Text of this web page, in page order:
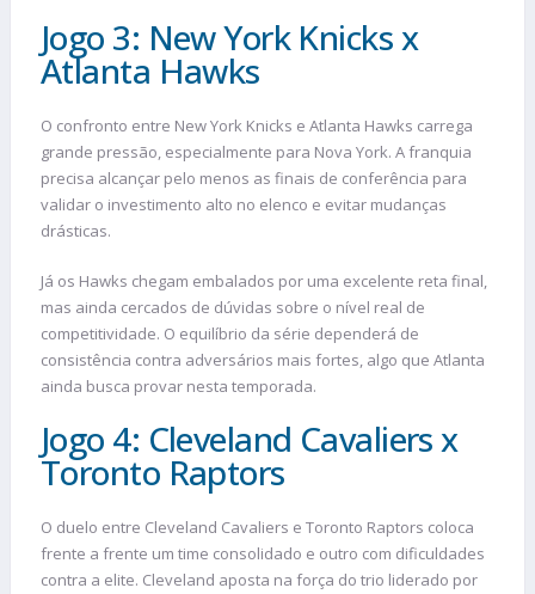
Jogo 3: New York Knicks x
Atlanta Hawks
O confronto entre New York Knicks e Atlanta Hawks carrega
grande pressão, especialmente para Nova York. A franquia
precisa alcançar pelo menos as finais de conferência para
validar o investimento alto no elenco e evitar mudanças
drásticas.
Já os Hawks chegam embalados por uma excelente reta final,
mas ainda cercados de dúvidas sobre o nível real de
competitividade. O equilíbrio da série dependerá de
consistência contra adversários mais fortes, algo que Atlanta
ainda busca provar nesta temporada.
Jogo 4: Cleveland Cavaliers x
Toronto Raptors
O duelo entre Cleveland Cavaliers e Toronto Raptors coloca
frente a frente um time consolidado e outro com dificuldades
contra a elite. Cleveland aposta na força do trio liderado por